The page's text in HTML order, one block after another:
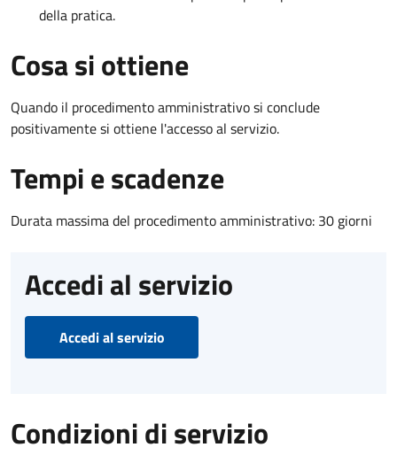
della pratica.
Cosa si ottiene
Quando il procedimento amministrativo si conclude
positivamente si ottiene l'accesso al servizio.
Tempi e scadenze
Durata massima del procedimento amministrativo: 30 giorni
Accedi al servizio
Accedi al servizio
Condizioni di servizio